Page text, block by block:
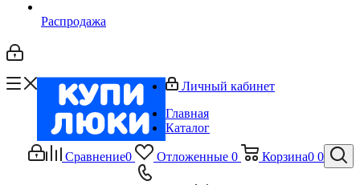
Распродажа
Сравнение0 Отложенные 0 Корзина0 0
Личный кабинет
Главная
Каталог